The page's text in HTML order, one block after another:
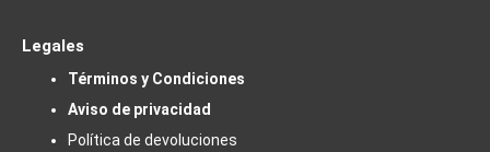
Legales
Términos y Condiciones
Aviso de privacidad
Política de devoluciones